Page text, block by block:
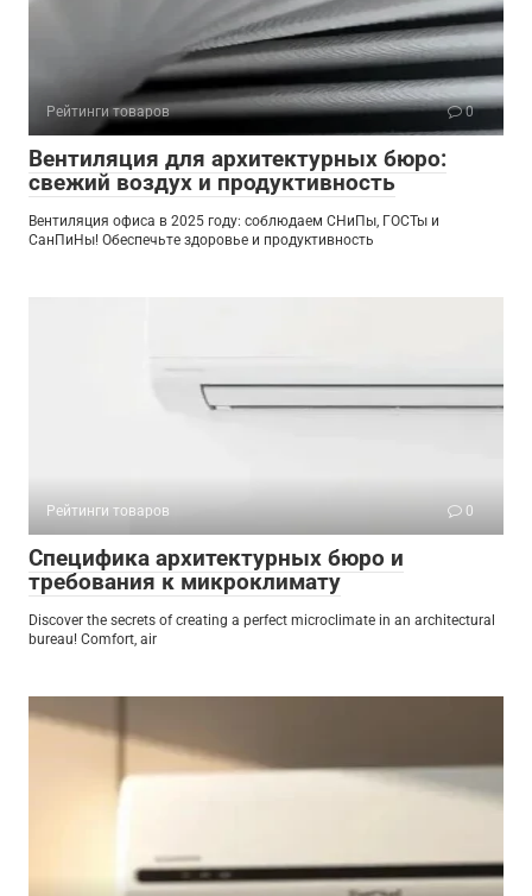
Рейтинги товаров 0
Вентиляция для архитектурных бюро:
свежий воздух и продуктивность
Вентиляция офиса в 2025 году: соблюдаем СНиПы, ГОСТы и
СанПиНы! Обеспечьте здоровье и продуктивность
Рейтинги товаров 0
Специфика архитектурных бюро и
требования к микроклимату
Discover the secrets of creating a perfect microclimate in an architectural
bureau! Comfort, air